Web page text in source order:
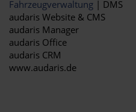
Fahrzeugverwaltung | DMS
audaris Website & CMS
audaris Manager
audaris Office
audaris CRM
www.audaris.de